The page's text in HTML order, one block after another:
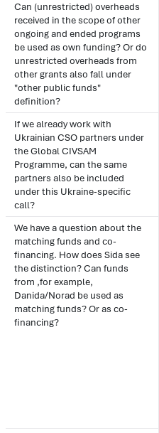
Can (unrestricted) overheads
received in the scope of other
ongoing and ended programs
be used as own funding? Or do
unrestricted overheads from
other grants also fall under
"other public funds"
definition?
If we already work with
Ukrainian CSO partners under
the Global CIVSAM
Programme, can the same
partners also be included
under this Ukraine-specific
call?
We have a question about the
matching funds and co-
financing. How does Sida see
the distinction? Can funds
from ,for example,
Danida/Norad be used as
matching funds? Or as co-
financing?